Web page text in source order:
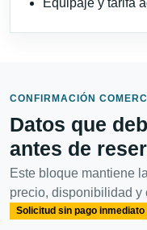
Equipaje y tarifa
CONFIRMACIÓN
Datos que
antes de
Este bloque mantiene
precio, disponibilidad y
Solicitud sin pago inmediato